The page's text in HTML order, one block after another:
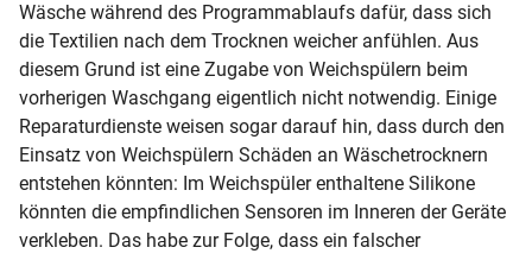
Wäsche während des Programmablaufs dafür, dass sich
die Textilien nach dem Trocknen weicher anfühlen. Aus
diesem Grund ist eine Zugabe von Weichspülern beim
vorherigen Waschgang eigentlich nicht notwendig. Einige
Reparaturdienste weisen sogar darauf hin, dass durch den
Einsatz von Weichspülern Schäden an Wäschetrocknern
entstehen könnten: Im Weichspüler enthaltene Silikone
könnten die empfindlichen Sensoren im Inneren der Geräte
verkleben. Das habe zur Folge, dass ein falscher